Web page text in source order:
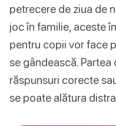
petrecere de ziua de
joc în familie, aceste
pentru copii vor face
se gândească.
răspunsuri corecte
se poate alătura